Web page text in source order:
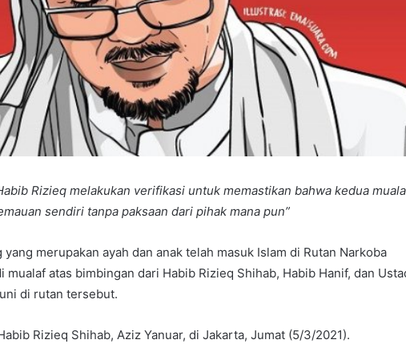
Rizieq melakukan verifikasi untuk memastikan bahwa kedua
sendiri tanpa paksaan dari pihak mana pun”
yang merupakan ayah dan anak telah masuk Islam di Rutan Narkoba
atas bimbingan dari Habib Rizieq Shihab, Habib Hanif, dan
di rutan tersebut.
Rizieq Shihab, Aziz Yanuar, di Jakarta, Jumat (5/3/2021).